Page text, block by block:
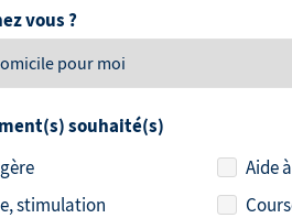
vous ?
souhaité(s)
Aide
stimulation